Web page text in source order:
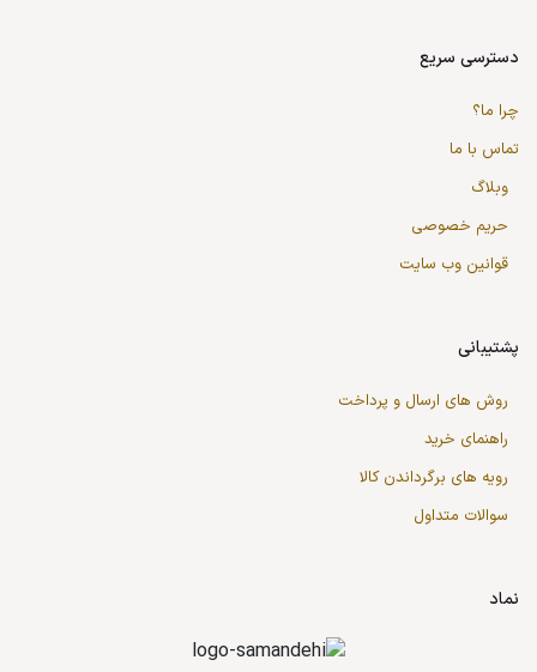
دسترسی سریع
چرا ما؟
تماس با ما
وبلاگ
حریم خصوصی
قوانین وب سایت
پشتیبانی
روش های ارسال و پرداخت
راهنمای خرید
رویه های برگرداندن کالا
سوالات متداول
نماد